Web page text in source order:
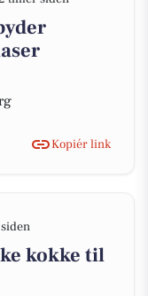
Kopiér link
kokke til